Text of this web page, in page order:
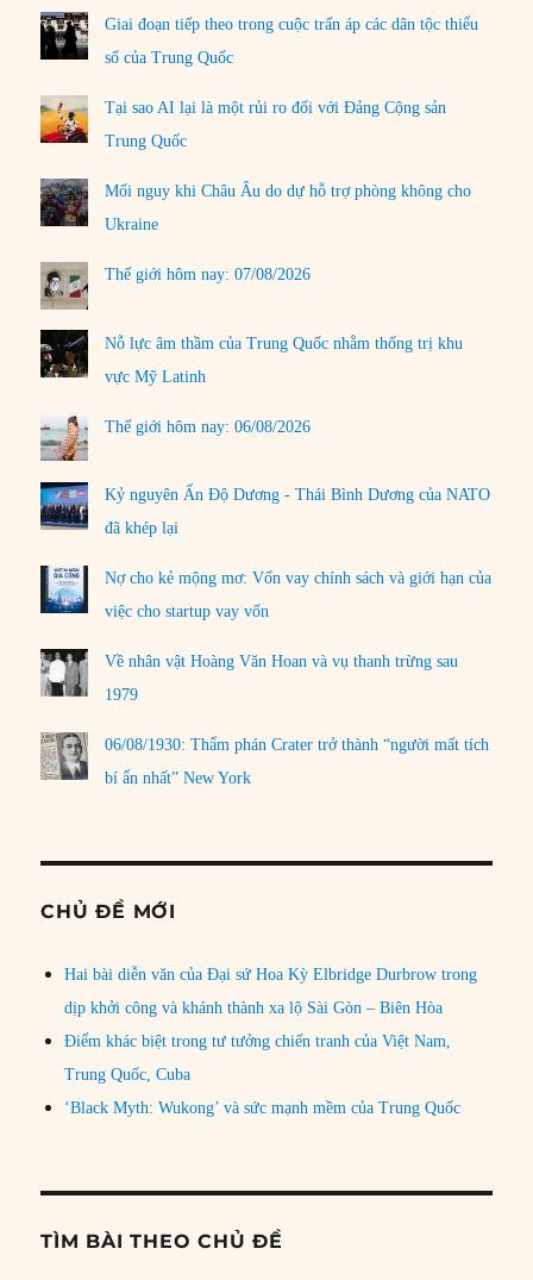
Giai đoạn tiếp theo trong cuộc trấn áp các dân tộc thiểu
số của Trung Quốc
Tại sao AI lại là một rủi ro đối với Đảng Cộng sản
Trung Quốc
Mối nguy khi Châu Âu do dự hỗ trợ phòng không cho
Ukraine
Thế giới hôm nay: 07/08/2026
Nỗ lực âm thầm của Trung Quốc nhằm thống trị khu
vực Mỹ Latinh
Thế giới hôm nay: 06/08/2026
Kỷ nguyên Ấn Độ Dương - Thái Bình Dương của NATO
đã khép lại
Nợ cho kẻ mộng mơ: Vốn vay chính sách và giới hạn của
việc cho startup vay vốn
Về nhân vật Hoàng Văn Hoan và vụ thanh trừng sau
1979
06/08/1930: Thẩm phán Crater trở thành “người mất tích
bí ẩn nhất” New York
CHỦ ĐỀ MỚI
Hai bài diễn văn của Đại sứ Hoa Kỳ Elbridge Durbrow trong
dịp khởi công và khánh thành xa lộ Sài Gòn – Biên Hòa
Điểm khác biệt trong tư tưởng chiến tranh của Việt Nam,
Trung Quốc, Cuba
‘Black Myth: Wukong’ và sức mạnh mềm của Trung Quốc
TÌM BÀI THEO CHỦ ĐỀ